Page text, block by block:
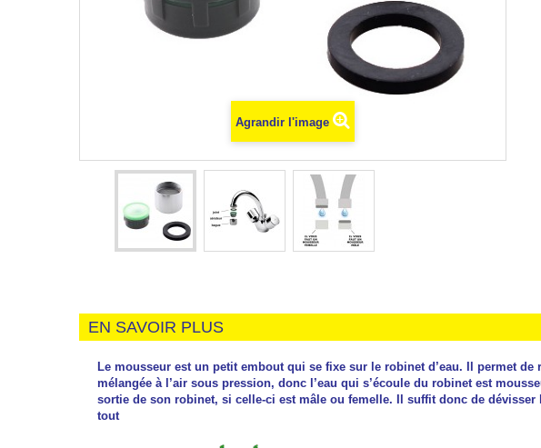
Agrandir l'image
EN SAVOIR PLUS
Le mousseur est un petit embout qui se fixe sur le robinet d’eau. Il permet
mélangée à l’air sous pression, donc l’eau qui s’écoule du robinet est
sortie de son robinet, si celle-ci est mâle ou femelle. Il suffit donc de
tout